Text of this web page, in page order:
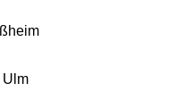
Ulm